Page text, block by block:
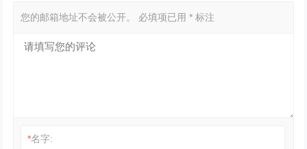
您的邮箱地址不会被公开。 必填项已用* 标注
*名字: